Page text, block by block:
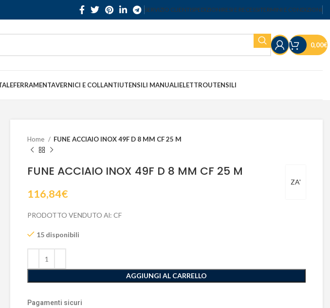
SERVIZIO CLIENTISPEDIZIONIRESI E RECESSITERMINI E CONDIZIONI
0,00€
FERRAMENTAVERNICI E COLLANTIUTENSILI MANUALIELETTROUTENSILI
Home FUNE ACCIAIO INOX 49F D 8 MM CF 25 M
ZA'
FUNE ACCIAIO INOX 49F D 8 MM CF 25 M
116,84€
PRODOTTO VENDUTO Al: CF
15 disponibili
AGGIUNGI AL CARRELLO
Pagamenti sicuri